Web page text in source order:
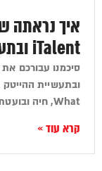
iTalent ובתעשיית ההייטק המקומית?
What, חיה ובועטת בשטח!
קרא עוד »